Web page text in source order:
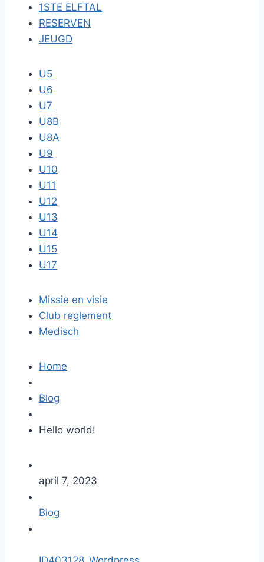
1STE ELFTAL
RESERVEN
JEUGD
U5
U6
U7
U8B
U8A
U9
U10
U11
U12
U13
U14
U15
U17
Missie en visie
Club reglement
Medisch
Home
Blog
Hello world!
april 7, 2023
Blog